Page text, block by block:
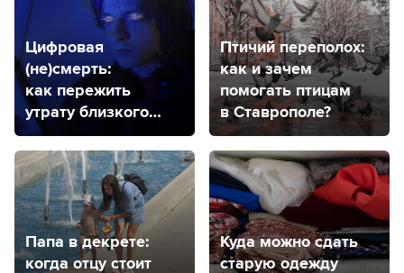
Цифровая
(не)смерть:
как пережить
утрату близкого
человека
нестандартным
способом
Птичий переполох:
как и зачем
помогать птицам
в Ставрополе?
Папа в декрете:
когда отцу стоит
Куда можно сдать
старую одежду